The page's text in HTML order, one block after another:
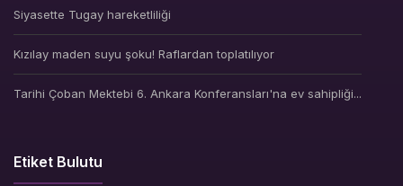
Siyasette Tugay hareketliliği
Kızılay maden suyu şoku! Raflardan toplatılıyor
Tarihi Çoban Mektebi 6. Ankara Konferansları'na ev sahipliği...
Etiket Bulutu